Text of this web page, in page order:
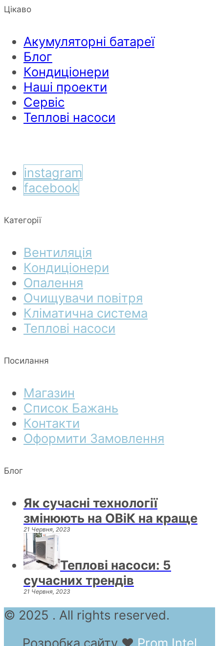
Цікаво
Акумуляторні батареї
Блог
Кондиціонери
Наші проекти
Сервіс
Теплові насоси
instagram
facebook
Категорії
Вентиляція
Кондиціонери
Опалення
Очищувачи повітря
Кліматична система
Теплові насоси
Посилання
Магазин
Список Бажань
Контакти
Оформити Замовлення
Блог
Як сучасні технології
змінюють на ОВіК на краще
21 Червня, 2023
Теплові насоси: 5
сучасних трендів
21 Червня, 2023
© 2025 . All rights reserved.
Розробка сайту ❤ Prom Intel